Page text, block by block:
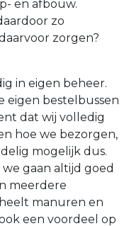
en afbouw.
zo
zorgen?
in eigen beheer.
eigen bestelbussen
dat wij volledig
hoe we bezorgen,
mogelijk dus.
gaan altijd goed
meerdere
manuren en
een voordeel op